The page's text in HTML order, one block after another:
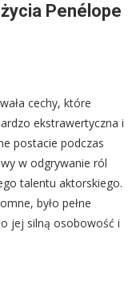
Penélope
cechy, które
ekstrawertyczna i
postacie podczas
w odgrywanie ról
talentu aktorskiego.
było pełne
jej silną osobowość i